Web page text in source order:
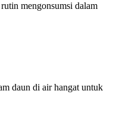
mengonsumsi dalam
daun di air hangat untuk